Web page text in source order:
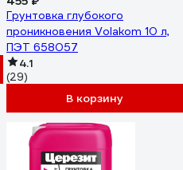
Грунтовка глубокого
проникновения Volakom 10 л,
ПЭТ 658057
4.1
(29)
В корзину